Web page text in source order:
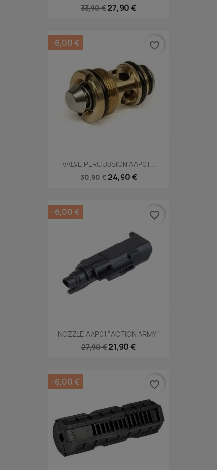
33,90 € 27,90 €
VALVE PERCUSSION AAP01...
30,90 € 24,90 €
-6,00 € favorite_border
NOZZLE AAP01 "ACTION ARMY"
27,90 € 21,90 €
-6,00 € favorite_border
-6,00 € favorite_border